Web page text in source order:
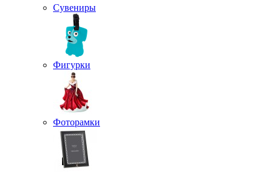
Сувениры
Фигурки
Фоторамки